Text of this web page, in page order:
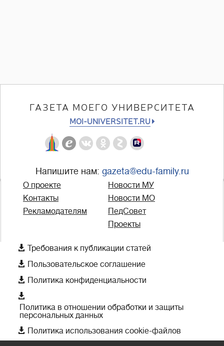
ГАЗЕТА МОЕГО УНИВЕРСИТЕТА
MOI-UNIVERSITET.RU
Напишите нам: gazeta@edu-family.ru
О проекте
Контакты
Рекламодателям
Новости МУ
Новости МО
ПедСовет
Проекты
 Требования к публикации статей
 Пользовательское соглашение
 Политика конфиденциальности

Политика в отношении обработки и защиты
персональных данных
 Политика использования cookie-файлов